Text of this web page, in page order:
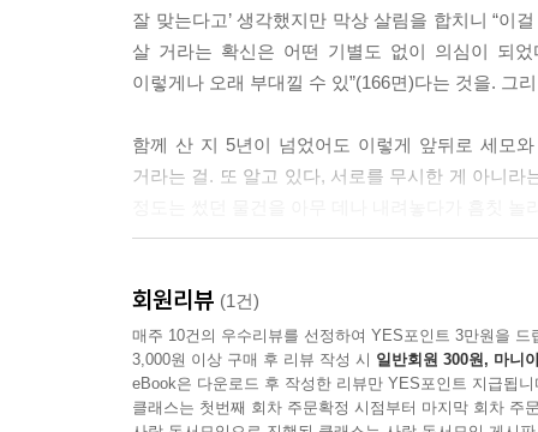
잘 맞는다고’ 생각했지만 막상 살림을 합치니 “이
살 거라는 확신은 어떤 기별도 없이 의심이 되
이렇게나 오래 부대낄 수 있”(166면)다는 것을. 그
함께 산 지 5년이 넘었어도 이렇게 앞뒤로 세모
거라는 걸. 또 알고 있다, 서로를 무시한 게 아니
사이”(148면)지만 둘은 지난 5년 동안 한집에 살
달려가 하소연하고 싶어 선임이는 멋지에게 달려
정리해 말할 수 있게 되었”(125면)고 선임이는 멋
그래서 둘은 “서로에게 더 좋은 사람이 되려고 노
식구, 더 나은 가족이 되게 해줄 거라는”(147면) 확
회원리뷰 (1건)
매주 10건의 우수리뷰를 선정하여 YES포인트 3만원을 드
3,000원 이상 구매 후 리뷰 작성 시 일반회원 300원, 마니
eBook은 다운로드 후 작성한 리뷰만 YES포인트 지급됩니
클래스는 첫번째 회차 주문확정 시점부터 마지막 회차 주